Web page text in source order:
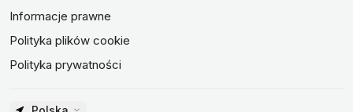
Informacje prawne
Polityka plików cookie
Polityka prywatności